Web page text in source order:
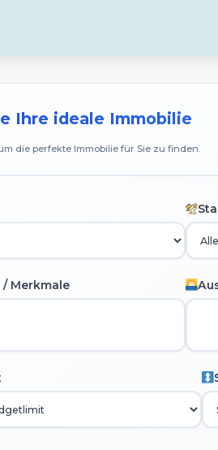
Ihre ideale Immobilie
die perfekte Immobilie für Sie zu finden.
Merkmale